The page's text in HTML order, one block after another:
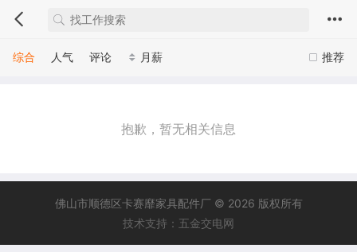
推荐
综合 人气 评论 月薪
抱歉，暂无相关信息
佛山市顺德区卡赛靡家具配件厂 © 2026 版权所有
技术支持：五金交电网